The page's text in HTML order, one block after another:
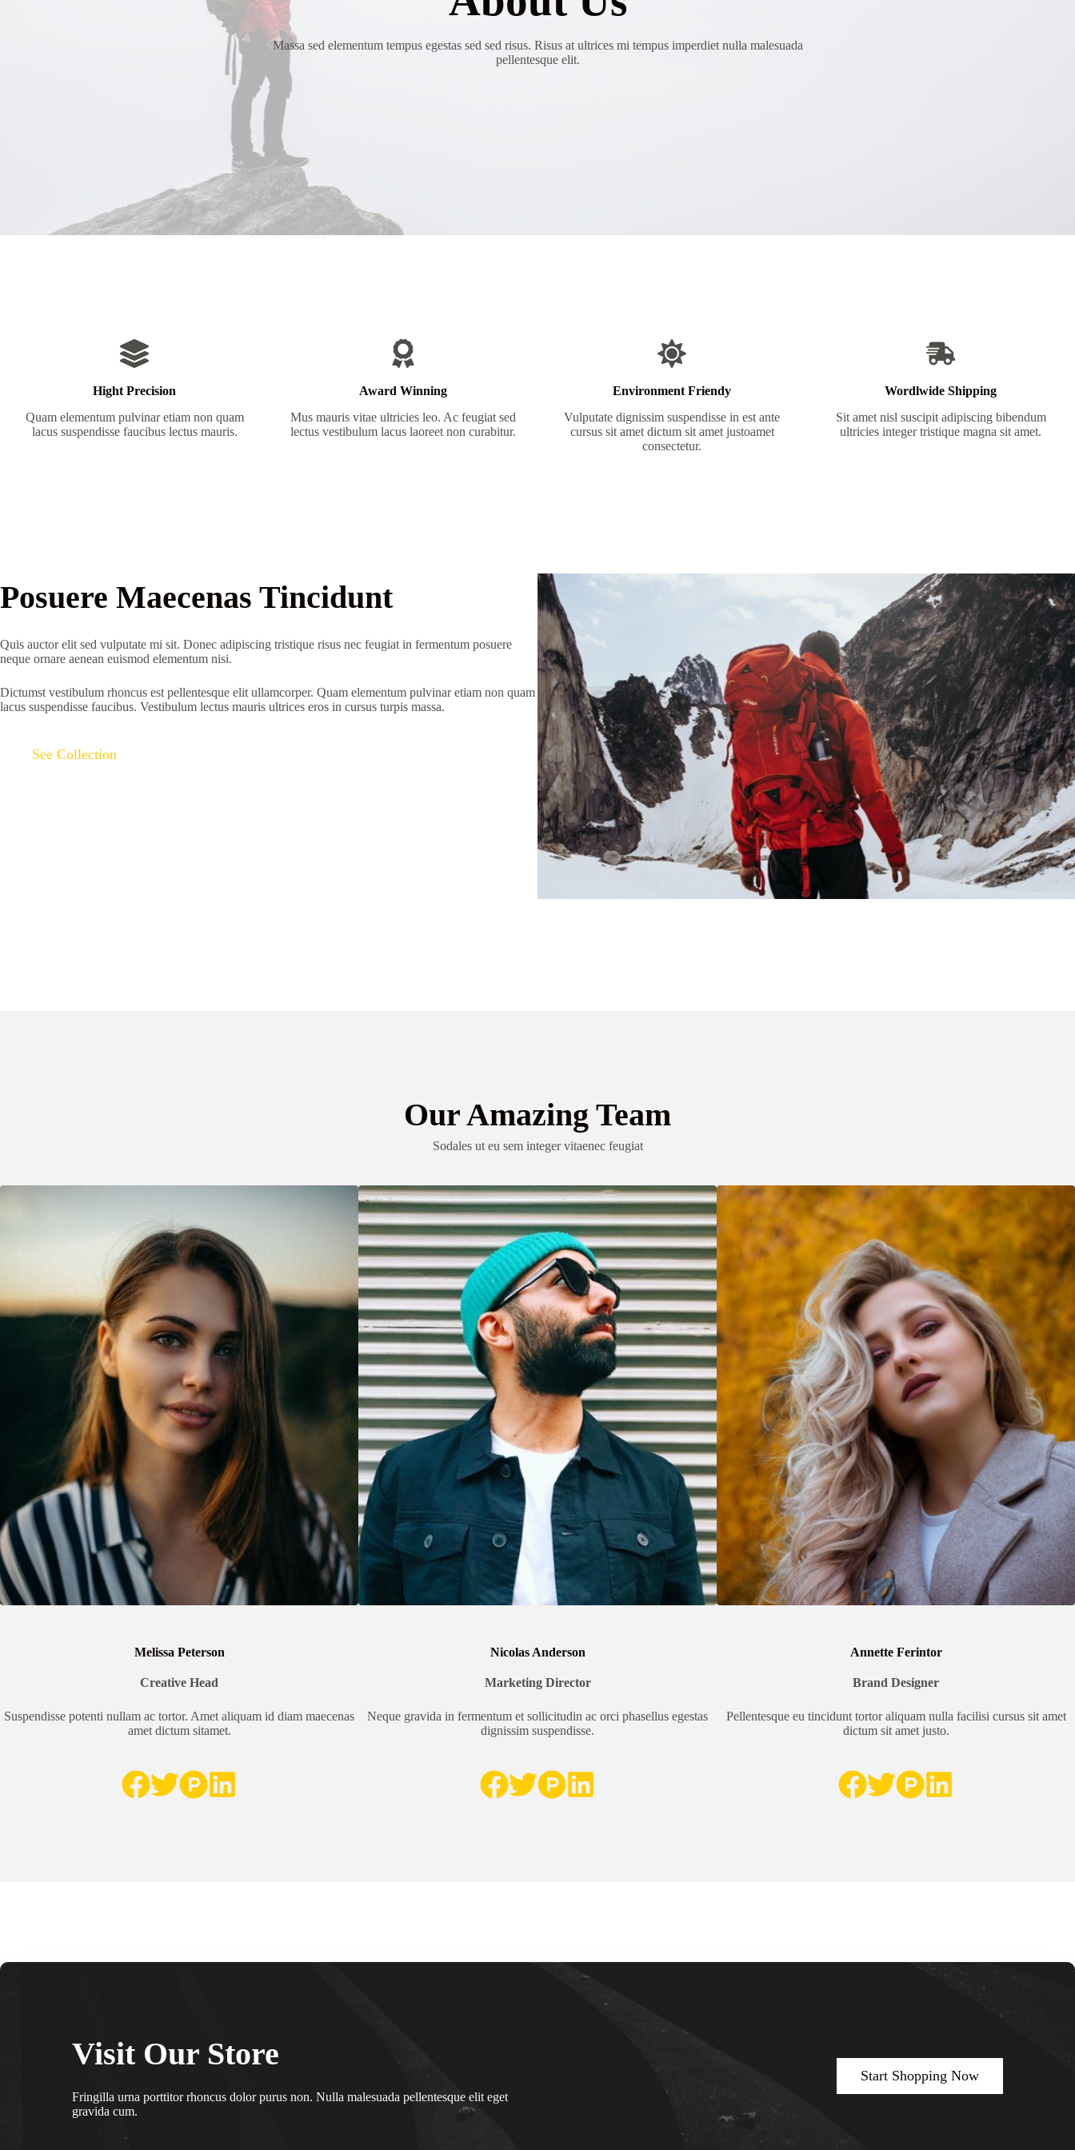
Massa sed elementum tempus egestas sed sed risus. Risus at ultrices mi tempus imperdiet nulla malesuada
pellentesque elit.
Hight Precision
Quam elementum pulvinar etiam non quam
lacus suspendisse faucibus lectus mauris.
Award Winning
Mus mauris vitae ultricies leo. Ac feugiat sed
lectus vestibulum lacus laoreet non curabitur.
Environment Friendy
Vulputate dignissim suspendisse in est ante
cursus sit amet dictum sit amet justoamet
consectetur.
Wordlwide Shipping
Sit amet nisl suscipit adipiscing bibendum
ultricies integer tristique magna sit amet.
Posuere Maecenas Tincidunt
Quis auctor elit sed vulputate mi sit. Donec adipiscing tristique risus nec feugiat in fermentum posuere
neque ornare aenean euismod elementum nisi.
Dictumst vestibulum rhoncus est pellentesque elit ullamcorper. Quam elementum pulvinar etiam non quam
lacus suspendisse faucibus. Vestibulum lectus mauris ultrices eros in cursus turpis massa.
See Collection
Our Amazing Team
Sodales ut eu sem integer vitaenec feugiat
Melissa Peterson
Creative Head
Suspendisse potenti nullam ac tortor. Amet aliquam id diam maecenas
amet dictum sitamet.
Nicolas Anderson
Marketing Director
Neque gravida in fermentum et sollicitudin ac orci phasellus egestas
dignissim suspendisse.
Annette Ferintor
Brand Designer
Pellentesque eu tincidunt tortor aliquam nulla facilisi cursus sit amet
dictum sit amet justo.
Visit Our Store
Fringilla urna porttitor rhoncus dolor purus non. Nulla malesuada pellentesque elit eget
gravida cum.
Start Shopping Now